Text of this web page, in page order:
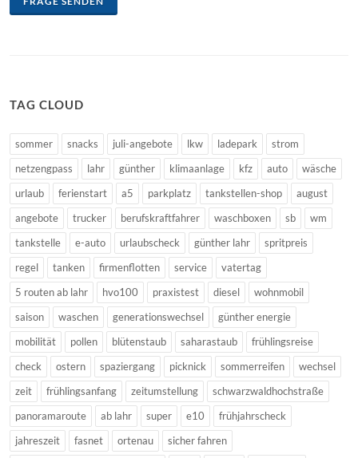
TAG CLOUD
sommer snacks juli-angebote lkw ladepark
strom
netzengpass
lahr günther klimaanlage kfz auto
wäsche
urlaub
ferienstart a5 parkplatz tankstellen-shop
august
angebote
trucker berufskraftfahrer waschboxen sb
wm
tankstelle
e-auto urlaubscheck günther lahr
spritpreis
regel
tanken firmenflotten service
vatertag
5 routen ab lahr
hvo100 praxistest diesel
wohnmobil
saison
waschen generationswechsel
günther energie
mobilität
pollen blütenstaub saharastaub
frühlingsreise
check
ostern spaziergang picknick sommerreifen
wechsel
zeit
frühlingsanfang zeitumstellung
schwarzwaldhochstraße
panoramaroute
ab lahr super e10
frühjahrscheck
jahreszeit
fasnet ortenau
sicher fahren